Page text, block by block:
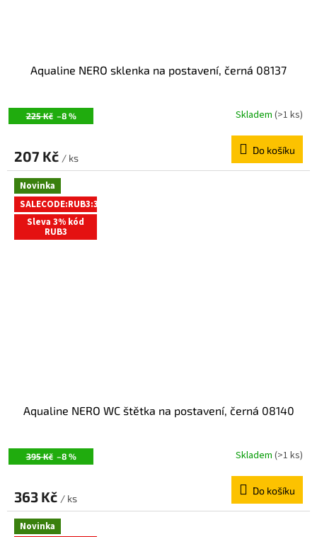
225 Kč –8 %
Aqualine NERO sklenka na postavení, černá 08137
Skladem (>1 ks)
207 Kč / ks
Do košíku
Novinka
SALECODE:RUB3:3:%
Sleva 3% kód
RUB3
395 Kč –8 %
Aqualine NERO WC štětka na postavení, černá 08140
Skladem (>1 ks)
363 Kč / ks
Do košíku
Novinka